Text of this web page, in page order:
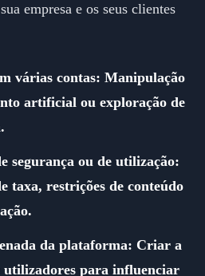
empresa e os seus clientes
várias contas: Manipulação
artificial ou exploração de
segurança ou de utilização:
taxa, restrições de conteúdo
da plataforma: Criar a
utilizadores para influenciar